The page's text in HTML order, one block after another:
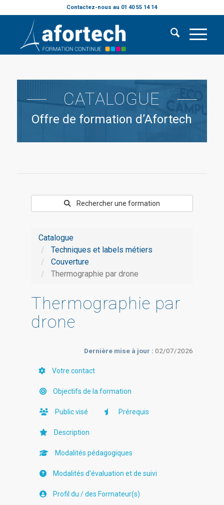
Contactez-nous au 01 40 55 14 14
CATALOGUE
Offre de formation d’Afortech
Rechercher une formation
Catalogue
Techniques et labels métiers
Couverture
Thermographie par drone
Thermographie par
drone
Dernière mise à jour : 02/07/2026
Votre contact
Objectifs de la formation
Public visé Prérequis
Description
Modalités pédagogiques
Modalités d'évaluation et de suivi
Profil du / des Formateur(s)